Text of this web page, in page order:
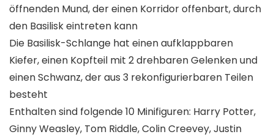
öffnenden Mund, der einen Korridor offenbart, durch
den Basilisk eintreten kann
Die Basilisk-Schlange hat einen aufklappbaren
Kiefer, einen Kopfteil mit 2 drehbaren Gelenken und
einen Schwanz, der aus 3 rekonfigurierbaren Teilen
besteht
Enthalten sind folgende 10 Minifiguren: Harry Potter,
Ginny Weasley, Tom Riddle, Colin Creevey, Justin